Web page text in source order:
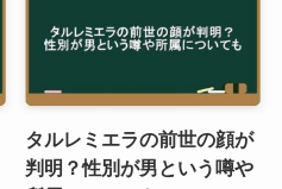
タルレミエラの前世の顔が
判明？性別が男という噂や